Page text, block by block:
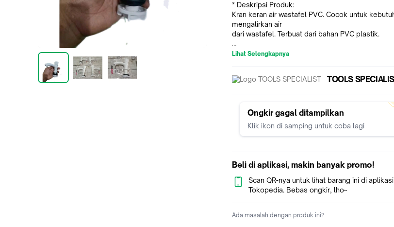
* Deskripsi Produk:
Kran keran air wastafel PVC. Cocok untuk
mengalirkan air
dari wastafel. Terbuat dari bahan PVC plastik.
Anda.
* Pertanyaan Stok:
Sebelum melakukan pembelian, silakan
tentang stoknya.
Mohon perhatikan bahwa deskripsi ini hanya
yang
diberikan dan tidak menambahkan detail lainnya.
Lihat Selengkapnya
TOOLS
Ongkir gagal ditampilkan
Klik ikon di samping untuk coba lagi
Beli di aplikasi, makin banyak promo!
Scan QR-nya untuk lihat barang ini di aplikasi
Tokopedia. Bebas ongkir, lho~
Ada masalah dengan produk ini?